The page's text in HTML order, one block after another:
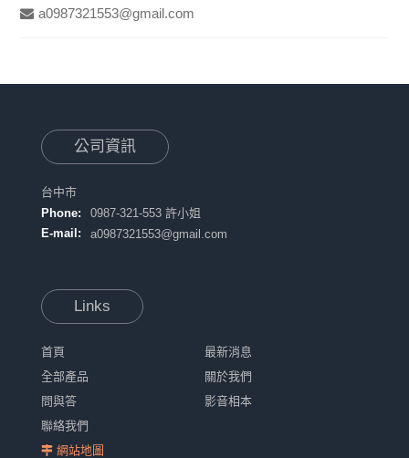
a0987321553@gmail.com
公司資訊
台中市
Phone:
0987-321-553 許小姐
E-mail:
a0987321553@gmail.com
Links
首頁
最新消息
全部產品
關於我們
問與答
影音相本
聯絡我們
網站地圖